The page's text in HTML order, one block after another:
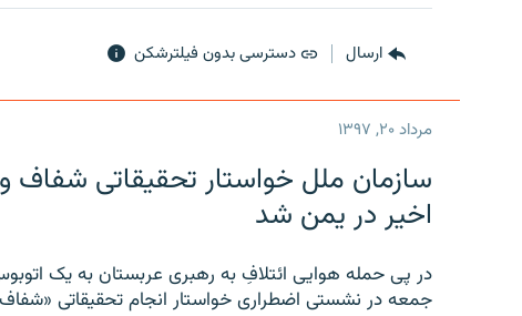
ارسال دسترسی بدون فیلترشکن
مرداد ۲۰, ۱۳۹۷
سازمان ملل خواستار تحقیقاتی شفاف و
اخیر در یمن شد
در پی حمله هوایی ائتلافِ به رهبری عربستان به یک
جمعه در نشستی اضطراری خواستار انجام تحقیقاتی